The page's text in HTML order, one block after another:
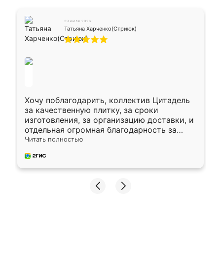
29 июля 2026
Татьяна Харченко(Стриюк)
Хочу поблагодарить, коллектив Цитадель
за качественную плитку, за сроки
изготовления, за организацию доставки, и
отдельная огромная благодарность за
укладку плитки Оганесу, за два дня 70 кв,
Читать полностью